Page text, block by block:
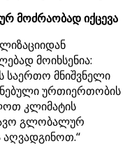
მოძრაობად იქცევა
მოიხსენია:
საერთო მნიშვნელი
ურთიერთობის
კლიმატის
გლობალურ
აღვადგინოთ.“